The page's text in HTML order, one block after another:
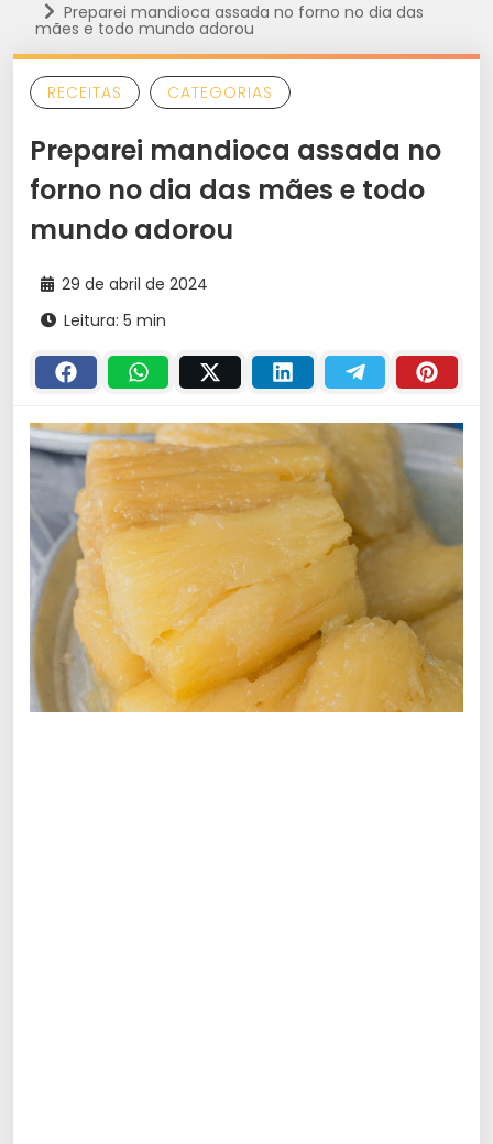
Preparei mandioca assada no forno no dia das
mães e todo mundo adorou
RECEITAS CATEGORIAS
Preparei mandioca assada no
forno no dia das mães e todo
mundo adorou
29 de abril de 2024
Leitura: 5 min